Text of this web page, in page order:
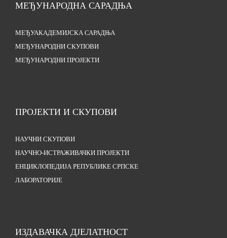
МЕЂУНАРОДНА САРАДЊА
МЕЂУАКАДЕМИЈСКА САРАДЊА
МЕЂУНАРОДНИ СКУПОВИ
МЕЂУНАРОДНИ ПРОЈЕКТИ
ПРОЈЕКТИ И СКУПОВИ
НАУЧНИ СКУПОВИ
НАУЧНО-ИСТРАЖИВАЧКИ ПРОЈЕКТИ
ЕНЦИКЛОПЕДИЈА РЕПУБЛИКЕ СРПСКЕ
ЛАБОРАТОРИЈЕ
ИЗДАВАЧКА ДЈЕЛАТНОСТ